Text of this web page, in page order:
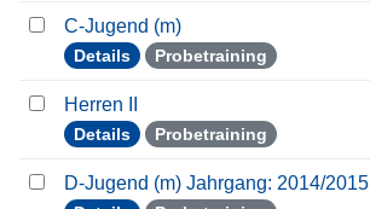
C-Jugend (m)
Details Probetraining
Herren II
Details Probetraining
D-Jugend (m) Jahrgang: 2014/2015